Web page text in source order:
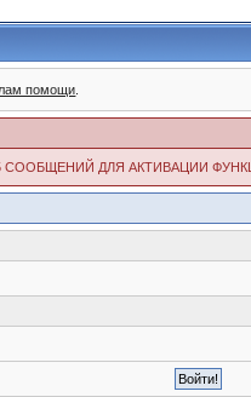
помощи
15 СООБЩЕНИЙ ДЛЯ АКТИВАЦИИ